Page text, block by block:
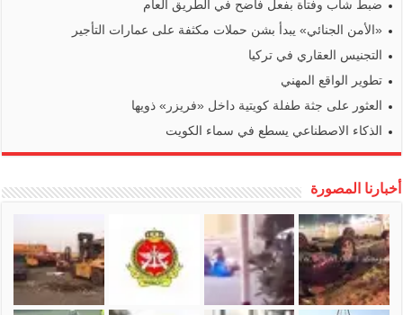
ضبط شاب وفتاة بفعل فاضح في الطريق العام
«الأمن الجنائي» يبدأ بشن حملات مكثفة على عمارات التأجير
التجنيس العقاري في تركيا
تطوير الواقع المهني
العثور على جثة طفلة كويتية داخل «فريزر» ذويها
الذكاء الاصطناعي يسطع في سماء الكويت
أخبارنا المصورة